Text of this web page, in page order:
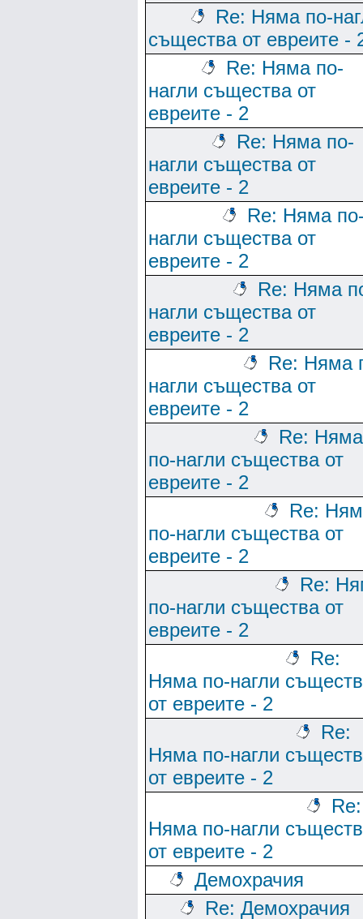
Re: Няма по-
същества от евреите -
Re: Няма по-
нагли същества от
евреите - 2
Re: Няма по-
нагли същества от
евреите - 2
Re: Няма
нагли същества от
евреите - 2
Re: Няма
нагли същества от
евреите - 2
Re: Няма
нагли същества от
евреите - 2
Re: Няма
по-нагли същества от
евреите - 2
Re:
по-нагли същества от
евреите - 2
Re:
по-нагли същества от
евреите - 2
Re:
Няма по-нагли
от евреите - 2
Re:
Няма по-нагли
от евреите - 2
Re:
Няма по-нагли
от евреите - 2
Демохрачия
Re: Демохрачия